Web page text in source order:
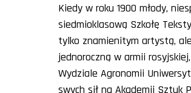
Kiedy w roku 1900 młody,
siedmioklasową Szkołę
tylko znamienitym artystą,
jednoroczną w armii
Wydziale Agronomii
swych sił na Akademii Sztuk